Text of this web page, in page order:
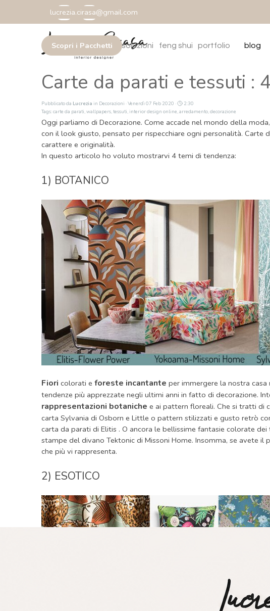
lucrezia.cirasa@gmail.com
home chi sono soluzioni ▼
feng shui portfolio blog
Scopri i Pacchetti
Carte da parati e tessuti :
Pubblicato da Lucrezia in Decorazioni · Venerdì 07 Feb 2020 ·
2:30
Tags:carte da parati,wallpapers,tessuti, interior design online,arredamento,decorazione
Oggi parliamo di Decorazione. Come accade nel mondo della
con il look giusto, pensato per rispecchiare ogni personalità. Carte
carattere e originalità.
In questo articolo ho voluto mostrarvi 4 temi di tendenza:
1) BOTANICO
Fiori colorati e foreste incantante per immergere la nostra
tendenze più apprezzate negli ultimi anni in fatto di decorazione.
rappresentazioni botaniche e ai pattern floreali. Che si tratti di
carta Sylvania di Osborn e Little o pattern stilizzati e gusto retrò
carta da parati di Elitis . O ancora le bellissime fantasie colorate
stampe del divano Tektonic di Missoni Home. Insomma, se avete
che più vi rappresenta.
2) ESOTICO